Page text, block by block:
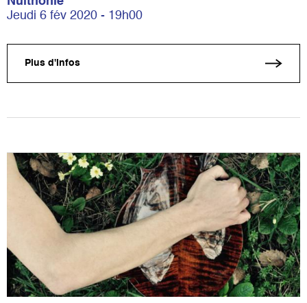
Jeudi 6 fév 2020 - 19h00
Plus d'infos